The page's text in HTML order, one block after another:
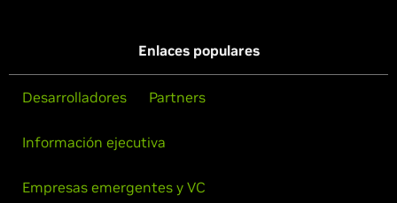
Enlaces populares
Desarrolladores Partners
Información ejecutiva
Empresas emergentes y VC